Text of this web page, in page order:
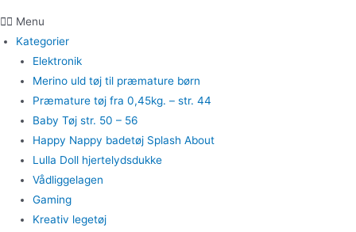
Menu
Kategorier
Elektronik
Merino uld tøj til præmature børn
Præmature tøj fra 0,45kg. – str. 44
Baby Tøj str. 50 – 56
Happy Nappy badetøj Splash About
Lulla Doll hjertelydsdukke
Vådliggelagen
Gaming
Kreativ legetøj